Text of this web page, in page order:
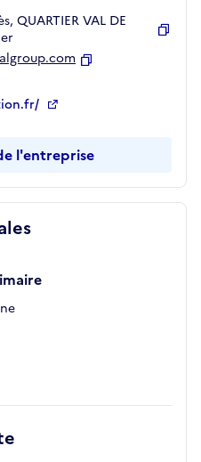
QUARTIER VAL DE
l'entreprise